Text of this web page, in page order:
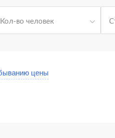
Кол-во человек